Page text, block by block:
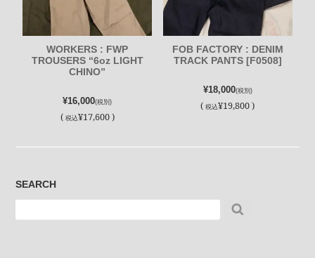
WORKERS : FWP
TROUSERS “6oz LIGHT
CHINO”
¥16,000(税別)
( 税込¥17,600 )
FOB FACTORY : DENIM
TRACK PANTS [F0508]
¥18,000(税別)
(税込¥19,800 )
SEARCH